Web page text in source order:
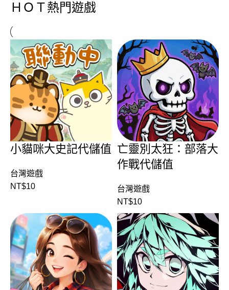
ＨＯＴ熱門遊戲
小貓咪大史記代儲值
台灣遊戲
NT$10
亡靈別太狂：部落大
作戰代儲值
台灣遊戲
NT$10